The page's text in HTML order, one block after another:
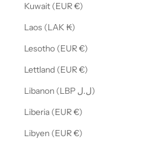
Kuwait (EUR €)
Laos (LAK ₭)
Lesotho (EUR €)
Lettland (EUR €)
Libanon (LBP ل.ل)
Liberia (EUR €)
Libyen (EUR €)